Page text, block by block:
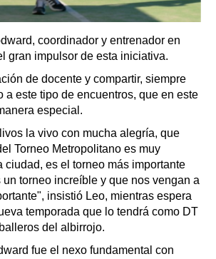
coordinador y entrenador en
gran impulsor de esta iniciativa.
de docente y compartir, siempre
a este tipo de encuentros, que en este
especial.
la vivo con mucha alegría, que
Torneo Metropolitano es muy
ciudad, es el torneo más importante
torneo increíble y que nos vengan a
insistió Leo, mientras espera
temporada que lo tendrá como DT
del albirrojo.
fue el nexo fundamental con